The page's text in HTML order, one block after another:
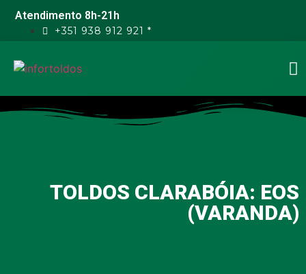
Atendimento 8h-21h
+351 938 912 921 *
TOLDOS CLARABÓIA: EOS
(VARANDA)